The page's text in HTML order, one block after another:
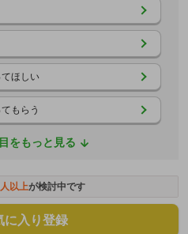
ほしい
もらう
をもっと見る
人以上が検討中です
に入り登録